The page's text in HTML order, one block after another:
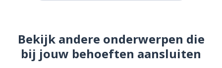
Bekijk andere onderwerpen die
bij jouw behoeften aansluiten